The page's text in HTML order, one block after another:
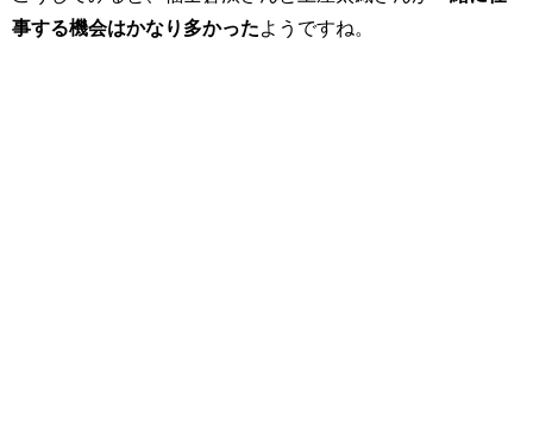
事する機会はかなり多かったようですね。